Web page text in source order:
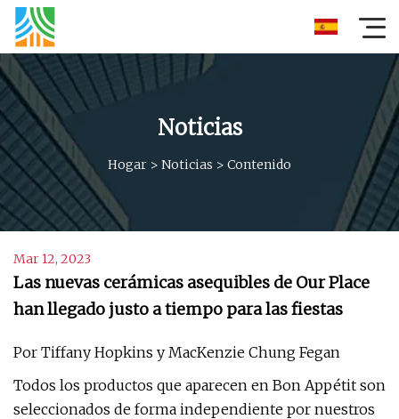
Noticias
Hogar > Noticias > Contenido
Mar 12, 2023
Las nuevas cerámicas asequibles de Our Place
han llegado justo a tiempo para las fiestas
Por Tiffany Hopkins y MacKenzie Chung Fegan
Todos los productos que aparecen en Bon Appétit son
seleccionados de forma independiente por nuestros